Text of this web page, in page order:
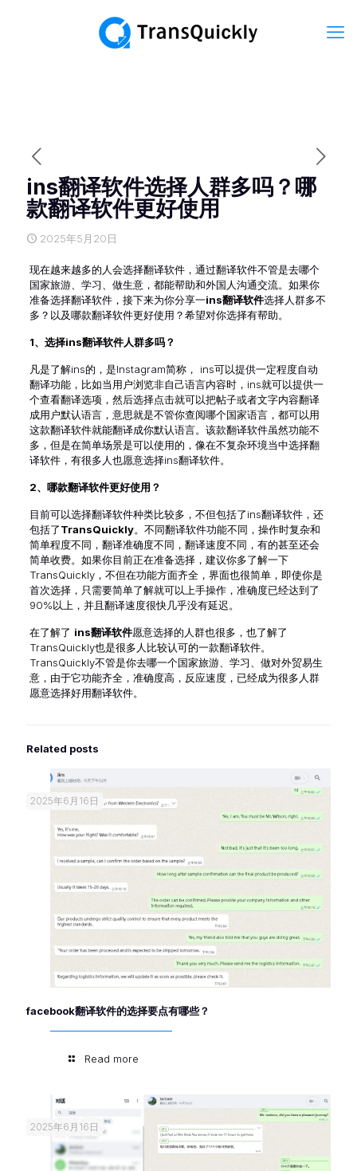
ins翻译软件选择人群多吗？哪
款翻译软件更好使用
2025年5月20日
现在越来越多的人会选择翻译软件，通过翻译软件不管是去哪个
国家旅游、学习、做生意，都能帮助和外国人沟通交流。如果你
准备选择翻译软件，接下来为你分享一ins翻译软件选择人群多不
多？以及哪款翻译软件更好使用？希望对你选择有帮助。
1、 选择ins翻译软件人群多吗？
凡是了解ins的，是Instagram简称， ins可以提供一定程度自动
翻译功能，比如当用户浏览非自己语言内容时，ins就可以提供一
个查看翻译选项，然后选择点击就可以把帖子或者文字内容翻译
成用户默认语言，意思就是不管你查阅哪个国家语言，都可以用
这款翻译软件就能翻译成你默认语言。该款翻译软件虽然功能不
多，但是在简单场景是可以使用的，像在不复杂环境当中选择翻
译软件，有很多人也愿意选择ins翻译软件。
2、 哪款翻译软件更好使用？
目前可以选择翻译软件种类比较多，不但包括了ins翻译软件，还
包括了TransQuickly。不同翻译软件功能不同，操作时复杂和
简单程度不同，翻译准确度不同，翻译速度不同，有的甚至还会
简单收费。如果你目前正在准备选择，建议你多了解一下
TransQuickly，不但在功能方面齐全，界面也很简单，即使你是
首次选择，只需要简单了解就可以上手操作，准确度已经达到了
90%以上，并且翻译速度很快几乎没有延迟。
在了解了 ins翻译软件愿意选择的人群也很多，也了解了
TransQuickly也是很多人比较认可的一款翻译软件。
TransQuickly不管是你去哪一个国家旅游、学习、做对外贸易生
意，由于它功能齐全，准确度高，反应速度，已经成为很多人群
愿意选择好用翻译软件。
Related posts
2025年6月16日
facebook翻译软件的选择要点有哪些？
Read more
2025年6月16日